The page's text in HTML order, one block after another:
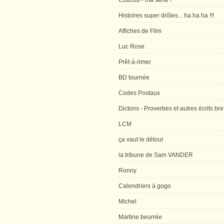
Histoires super drôles... ha ha ha !!!
Affiches de Film
Luc Rose
Prêt-à-rimer
BD tournée
Codes Postaux
Dictons - Proverbes et autres écrits
LCM
ça vaut le détour
la tribune de Sam VANDER
Ronny
Calendriers à gogo
Michel
Martine beurrée